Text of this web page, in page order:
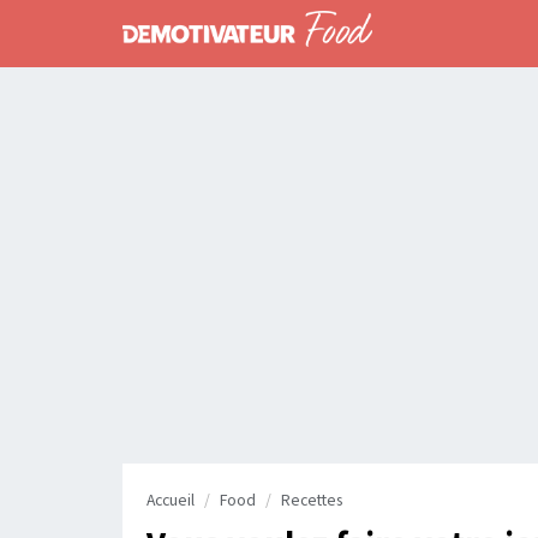
Accueil Food Recettes